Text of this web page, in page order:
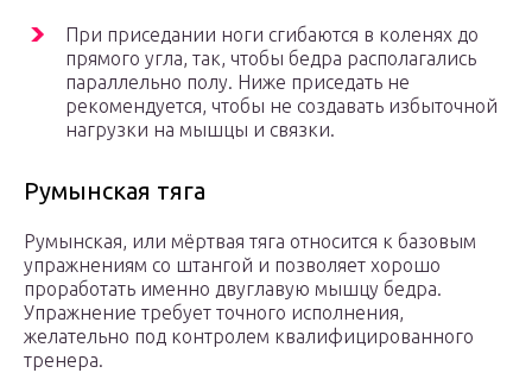
При приседании ноги сгибаются в коленях до
прямого угла, так, чтобы бедра располагались
параллельно полу. Ниже приседать не
рекомендуется, чтобы не создавать избыточной
нагрузки на мышцы и связки.
Румынская тяга
Румынская, или мёртвая тяга относится к базовым
упражнениям со штангой и позволяет хорошо
проработать именно двуглавую мышцу бедра.
Упражнение требует точного исполнения,
желательно под контролем квалифицированного
тренера.